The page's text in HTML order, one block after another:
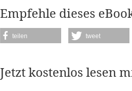
Empfehle dieses
teilen tweet
Jetzt kostenlos lesen